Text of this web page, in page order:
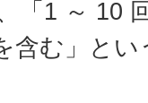
「1 ～ 10
含む」と